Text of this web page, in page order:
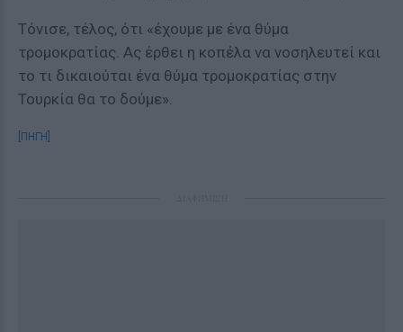
Τόνισε, τέλος, ότι «έχουμε με ένα θύμα
τρομοκρατίας. Ας έρθει η κοπέλα να νοσηλευτεί και
το τι δικαιούται ένα θύμα τρομοκρατίας στην
Τουρκία θα το δούμε».
[ΠΗΓΗ]